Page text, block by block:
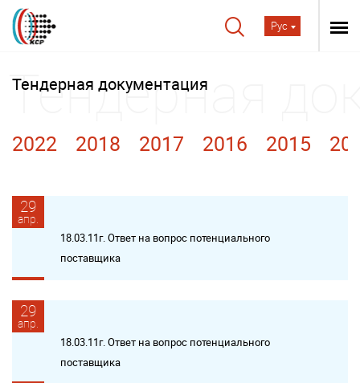
Рус
Тендерная документация
2022 2018 2017 2016 2015
29
апр.
18.03.11г. Ответ на вопрос потенциального
поставщика
29
апр.
18.03.11г. Ответ на вопрос потенциального
поставщика